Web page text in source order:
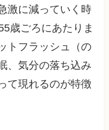
激に減っていく時
歳ごろにあたりま
トフラッシュ（の
、気分の落ち込み
て現れるのが特徴